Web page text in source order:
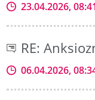
23.04.2026, 08:41
RE:
06.04.2026,